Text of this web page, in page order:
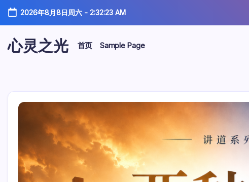
正
2026年8月8日周六- 2:32:24 AM
心灵之光 首页 Sample Page